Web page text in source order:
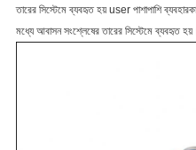
তারের সিস্টেমে ব্যবহৃত হয় user পাশাপাশি
মধ্যে আবাসন সংশ্লেষের তারের সিস্টেমে ব্যবহৃত